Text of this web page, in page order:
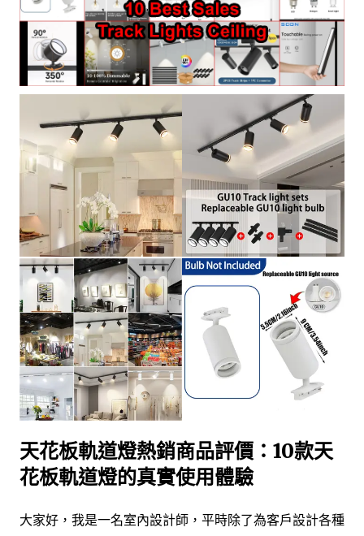
天花板軌道燈熱銷商品評價：10款天
花板軌道燈的真實使用體驗
大家好，我是一名室內設計師，平時除了為客戶設計各種